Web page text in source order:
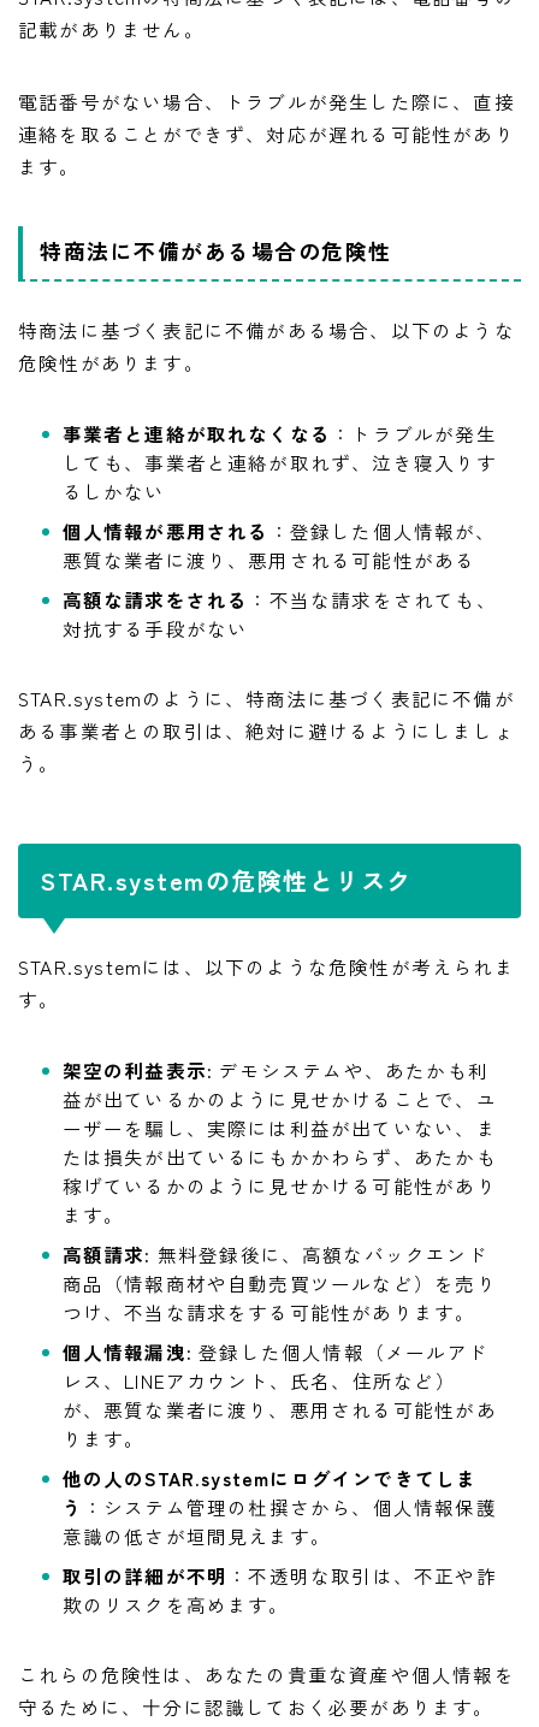
記載がありません。
電話番号がない場合、トラブルが発生した際に、直接
連絡を取ることができず、対応が遅れる可能性があり
ます。
特商法に不備がある場合の危険性
特商法に基づく表記に不備がある場合、以下のような
危険性があります。
事業者と連絡が取れなくなる ：トラブルが発生
しても、事業者と連絡が取れず、泣き寝入りす
るしかない
個人情報が悪用される ：登録した個人情報が、
悪質な業者に渡り、悪用される可能性がある
高額な請求をされる ：不当な請求をされても、
対抗する手段がない
STAR.systemのように、特商法に基づく表記に不備が
ある事業者との取引は、絶対に避けるようにしましょ
う。
STAR.systemの危険性とリスク
STAR.systemには、以下のような危険性が考えられま
す。
架空の利益表示: デモシステムや、あたかも利
益が出ているかのように見せかけることで、ユ
ーザーを騙し、実際には利益が出ていない、ま
たは損失が出ているにもかかわらず、あたかも
稼げているかのように見せかける可能性があり
ます。
高額請求: 無料登録後に、高額なバックエンド
商品（情報商材や自動売買ツールなど）を売り
つけ、不当な請求をする可能性があります。
個人情報漏洩: 登録した個人情報（メールアド
レス、LINEアカウント、氏名、住所など）
が、悪質な業者に渡り、悪用される可能性があ
ります。
他の人のSTAR.systemにログインできてしま
う ：システム管理の杜撰さから、個人情報保護
意識の低さが垣間見えます。
取引の詳細が不明 ：不透明な取引は、不正や詐
欺のリスクを高めます。
これらの危険性は、あなたの貴重な資産や個人情報を
守るために、十分に認識しておく必要があります。